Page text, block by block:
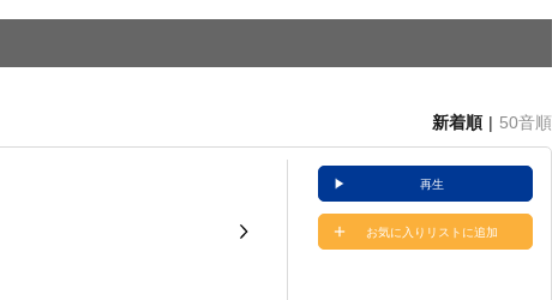
新着順 50音順
再生
お気に入りリストに追加